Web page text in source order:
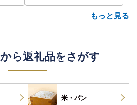
もっと見る
ら返礼品をさがす
米・パン